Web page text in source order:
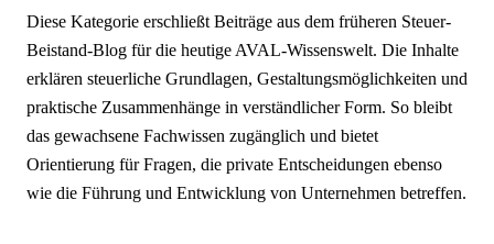
Diese Kategorie erschließt Beiträge aus dem früheren Steuer-
Beistand-Blog für die heutige AVAL-Wissenswelt. Die Inhalte
erklären steuerliche Grundlagen, Gestaltungsmöglichkeiten und
praktische Zusammenhänge in verständlicher Form. So bleibt
das gewachsene Fachwissen zugänglich und bietet
Orientierung für Fragen, die private Entscheidungen ebenso
wie die Führung und Entwicklung von Unternehmen betreffen.